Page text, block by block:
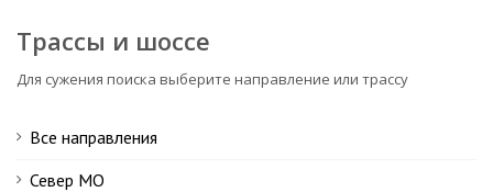
Трассы и шоссе
Для сужения поиска выберите направление или трассу
Все направления
Север МО